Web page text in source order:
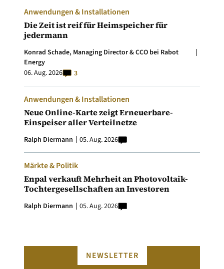
Anwendungen & Installationen
Die Zeit ist reif für Heimspeicher für
jedermann
Konrad Schade, Managing Director & CCO bei Rabot
Energy
06. Aug. 2026
3
Anwendungen & Installationen
Neue Online-Karte zeigt Erneuerbare-
Einspeiser aller Verteilnetze
Ralph Diermann 05. Aug. 2026
Märkte & Politik
Enpal verkauft Mehrheit an Photovoltaik-
Tochtergesellschaften an Investoren
Ralph Diermann 05. Aug. 2026
NEWSLETTER